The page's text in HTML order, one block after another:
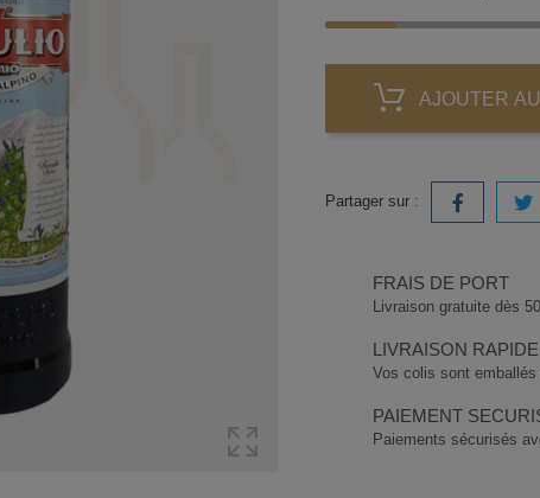
AJOUTER
Partager sur :
FRAIS DE PORT
Livraison gratuite dès
LIVRAISON
Vos colis sont
PAIEMENT
Paiements sécurisés